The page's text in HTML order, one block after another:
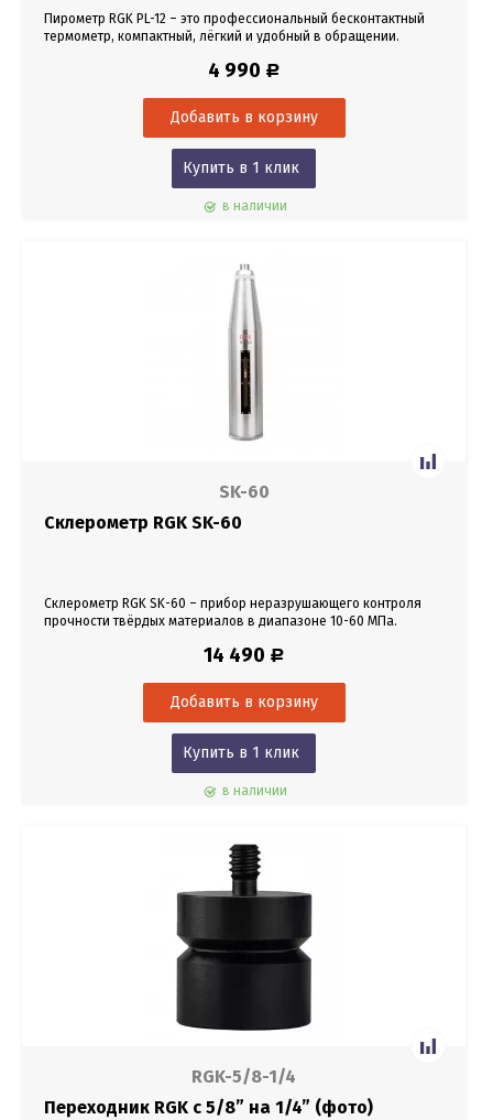
Пирометр RGK PL-12 – это профессиональный бесконтактный
термометр, компактный, лёгкий и удобный в обращении.
4 990 Р
Купить в 1 клик
в наличии
SK-60
Склерометр RGK SK-60
Склерометр RGK SK-60 – прибор неразрушающего контроля
прочности твёрдых материалов в диапазоне 10-60 МПа.
14 490 Р
Купить в 1 клик
в наличии
RGK-5/8-1/4
Переходник RGK с 5/8” на 1/4” (фото)